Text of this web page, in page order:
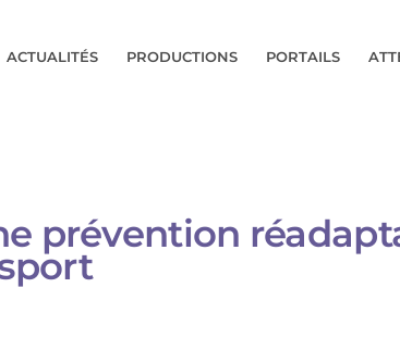
ACTUALITÉS PRODUCTIONS PORTAILS
prévention